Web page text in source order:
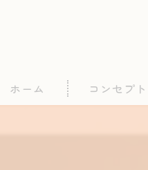
ホーム コンセプト